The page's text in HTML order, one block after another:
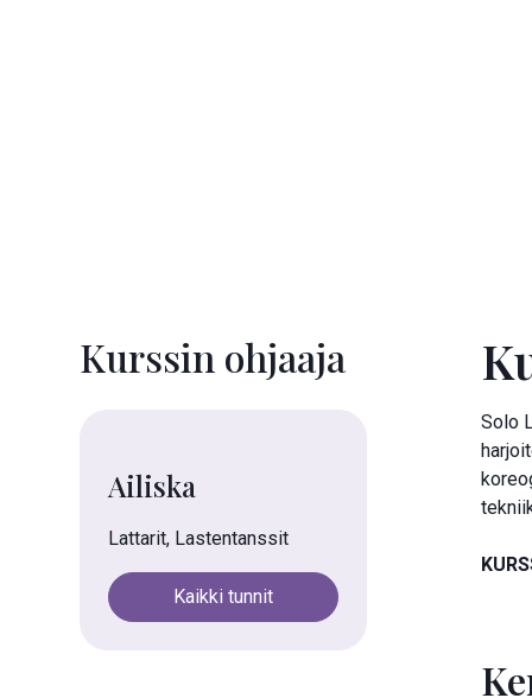
Kurssin ohjaaja
Ailiska
Lattarit, Lastentanssit
Kaikki tunnit
Solo